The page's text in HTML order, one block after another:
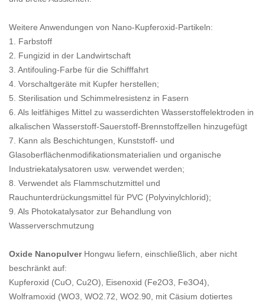
Weitere Anwendungen von Nano-Kupferoxid-Partikeln:
1. Farbstoff
2. Fungizid in der Landwirtschaft
3. Antifouling-Farbe für die Schifffahrt
4. Vorschaltgeräte mit Kupfer herstellen;
5. Sterilisation und Schimmelresistenz in Fasern
6. Als leitfähiges Mittel zu wasserdichten Wasserstoffelektroden in
alkalischen Wasserstoff-Sauerstoff-Brennstoffzellen hinzugefügt
7. Kann als Beschichtungen, Kunststoff- und
Glasoberflächenmodifikationsmaterialien und organische
Industriekatalysatoren usw. verwendet werden;
8. Verwendet als Flammschutzmittel und
Rauchunterdrückungsmittel für PVC (Polyvinylchlorid);
9. Als Photokatalysator zur Behandlung von
Wasserverschmutzung
Oxide Nanopulver Hongwu liefern, einschließlich, aber nicht
beschränkt auf:
Kupferoxid (CuO, Cu2O), Eisenoxid (Fe2O3, Fe3O4),
Wolframoxid (WO3, WO2.72, WO2.90, mit Cäsium dotiertes